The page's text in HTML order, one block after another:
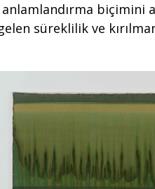
biçimini
süreklilik ve